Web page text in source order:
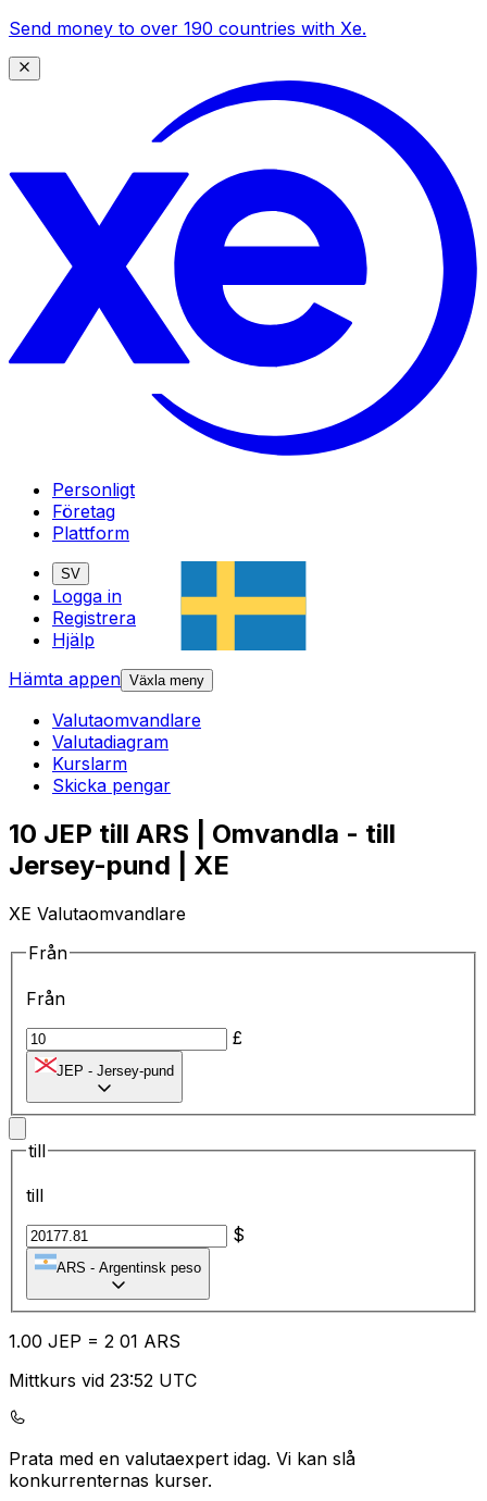
Send money to over 190 countries with Xe.
Personligt
Företag
Plattform
SV
Logga in
Registrera
Hjälp
Hämta appen Växla meny
Valutaomvandlare
Valutadiagram
Kurslarm
Skicka pengar
10 JEP till ARS | Omvandla - till
Jersey-pund | XE
XE Valutaomvandlare
Från
Från
£
JEP - Jersey-pund
till
till
$
ARS - Argentinsk peso
1.00 JEP = 2 01 ARS
Mittkurs vid 23:52 UTC
Prata med en valutaexpert idag. Vi kan slå
konkurrenternas kurser.